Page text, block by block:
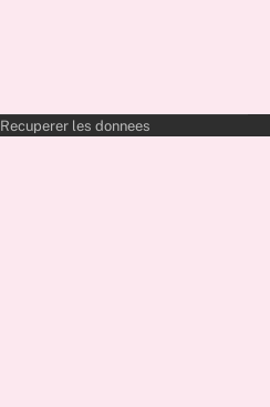
Recuperer les donnees